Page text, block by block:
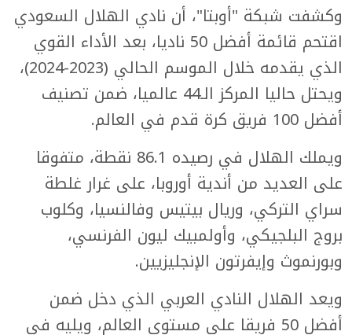
وكشفت شبكة "أوبتا"، أن نادي الهلال السعودي
اقتحم قائمة أفضل 50 ناديا، بعد الأداء القوي
الذي يقدمه خلال الموسم الحالي (2023-2024)،
ويحتل حاليا المركز الـ44 عالميا، ضمن تصنيف
أفضل 100 فريق كرة قدم في العالم.
ويملك الهلال في رصيده 86.1 نقطة، متفوقا
على العديد من أندية أوروبا، على غرار غلطة
سراي التركي، وريال بيتيس وفالنسيا، وكلوب
بروج البلجيكي، وأولمبيك ليون الفرنسي،
وبورنموث وإيفرتون الإنجليزيين.
ويعد الهلال النادي العربي الذي دخل ضمن
أفضل 50 فريقا على مستوى العالم، ويليه في